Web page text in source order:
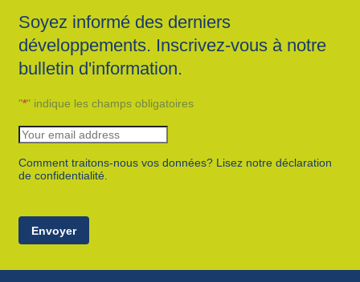
Soyez informé des derniers
développements. Inscrivez-vous à notre
bulletin d'information.
"*" indique les champs obligatoires
Comment traitons-nous vos données? Lisez notre déclaration
de confidentialité.
Envoyer